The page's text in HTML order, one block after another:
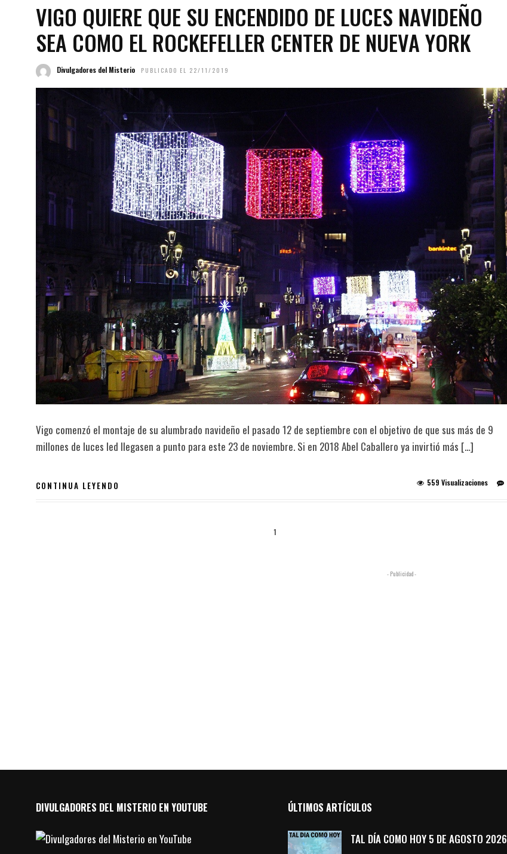
VIGO QUIERE QUE SU ENCENDIDO DE LUCES NAVIDEÑO
SEA COMO EL ROCKEFELLER CENTER DE NUEVA YORK
Divulgadores del Misterio PUBLICADO EL 22/11/2019
Vigo comenzó el montaje de su alumbrado navideño el pasado 12 de septiembre con el objetivo de que sus más de 9
millones de luces led llegasen a punto para este 23 de noviembre. Si en 2018 Abel Caballero ya invirtió más […]
CONTINUA LEYENDO 559 Visualizaciones
1
- Publicidad -
DIVULGADORES DEL MISTERIO EN YOUTUBE ÚLTIMOS ARTÍCULOS
TAL DÍA COMO HOY 5 DE AGOSTO 2026